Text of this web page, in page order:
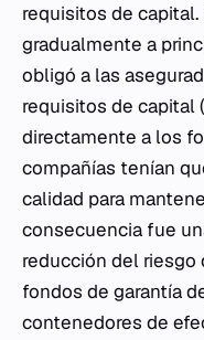
requisitos de
gradualmente a
obligó a las
requisitos de capital
directamente a los
compañías tenían
calidad para
consecuencia fue
reducción del riesgo
fondos de garantía
contenedores de